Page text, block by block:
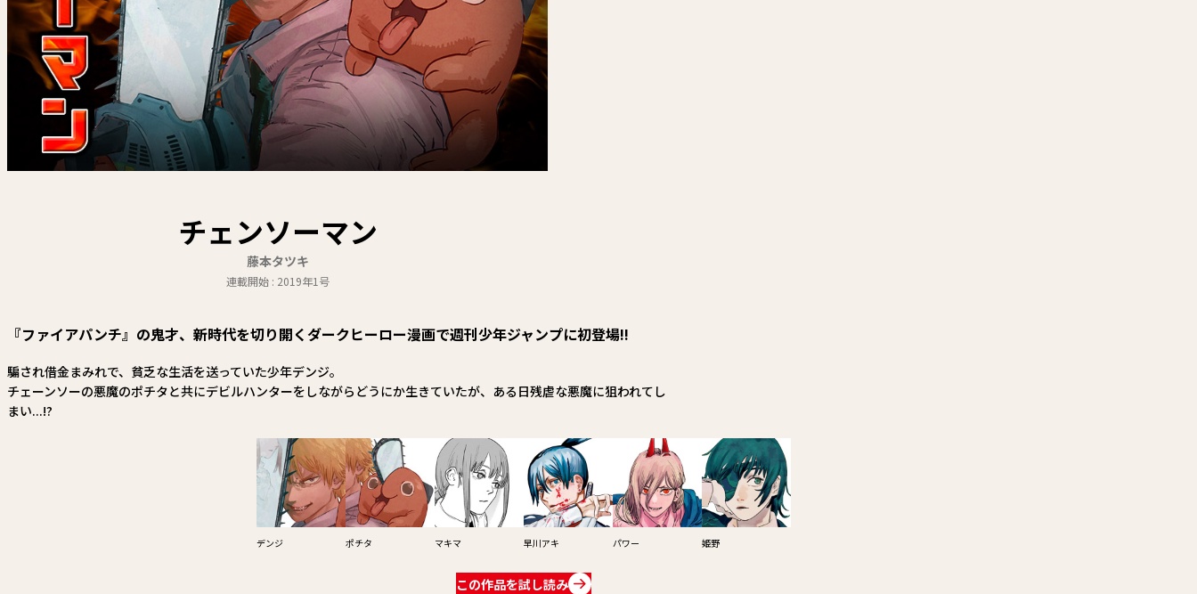
チェンソーマン
藤本タツキ
連載開始 : 2019年1号
『ファイアパンチ』の鬼才、新時代を切り開くダークヒーロー漫画で週刊少年ジャンプに初登場!!
騙され借金まみれで、貧乏な生活を送っていた少年デンジ。
チェーンソーの悪魔のポチタと共にデビルハンターをしながらどうにか生きていたが、ある日残虐な悪魔に狙われてし
まい...!?
デンジ ポチタ マキマ 早川アキ パワー 姫野
この作品を試し読み